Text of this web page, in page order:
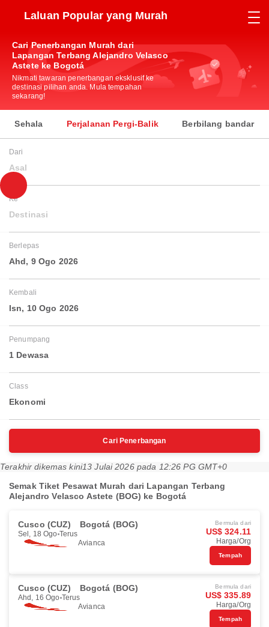
Laluan Popular yang Murah
Cari Penerbangan Murah dari
Lapangan Terbang Alejandro Velasco
Astete ke Bogotá
Nikmati tawaran penerbangan eksklusif ke
destinasi pilihan anda. Mula tempahan
sekarang!
Sehala Perjalanan Pergi-Balik Berbilang bandar
Dari
Asal
Ke
Destinasi
Berlepas
Ahd, 9 Ogo 2026
Kembali
Isn, 10 Ogo 2026
Penumpang
1 Dewasa
Class
Ekonomi
Cari Penerbangan
Terakhir dikemas kini13 Julai 2026 pada 12:26 PG GMT+0
Semak Tiket Pesawat Murah dari Lapangan Terbang
Alejandro Velasco Astete (BOG) ke Bogotá
Cusco (CUZ) Bogotá (BOG)
Sel, 18 Ogo Terus
Avianca
Bermula dari
US$ 324.11
Harga/Org
Tempah
Cusco (CUZ) Bogotá (BOG)
Ahd, 16 Ogo Terus
Avianca
Bermula dari
US$ 335.89
Harga/Org
Tempah